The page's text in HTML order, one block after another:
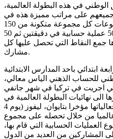
في هذه البطولة العالمية،
جميعهم على مراتب مميزة هذه في
البطولة التي انقسمت الى 6 مجموعات كل مجموعة متكونة من 150
طفلا يقوم كل واحد منهم بانجاز 50 عملية حسابية في دقيقتين ثم 50
ليتم اثرها جمع النقاط التي تحصل عليها كل
مشارك.
ابتدائي باحد المدارس الابتدائية
للحساب الذهني الياس معالي،
اجريت في تركيا في شهر جانفي
الى نهائيات البطولة العالمية في
الحساب الذهني، التي دارت فعالياتها مؤخرا بتايوان، ليفوز (يوم 4
عالميا من خلال تحصله على مجموع
في مجموع العمليات الحسابية التي قام بها،